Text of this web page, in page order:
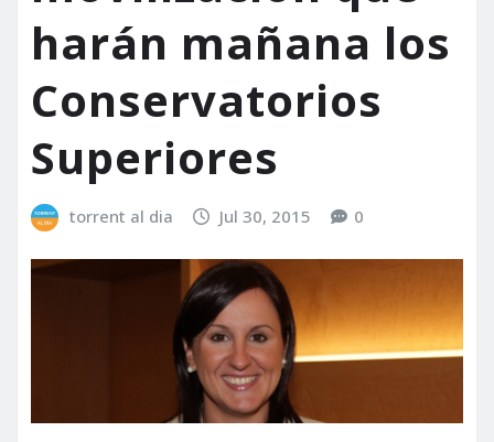
harán mañana los
Conservatorios
Superiores
torrent al dia Jul 30, 2015 0